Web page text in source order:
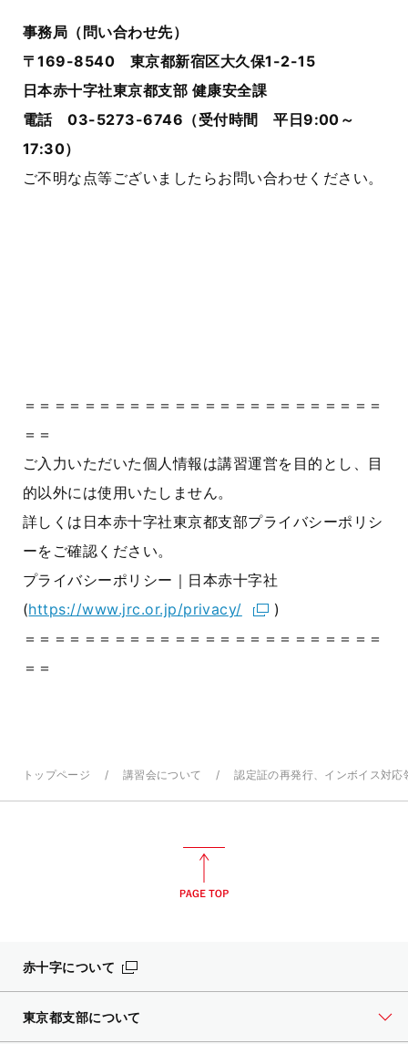
事務局（問い合わせ先）
〒169-8540 東京都新宿区大久保1-2-15
日本赤十字社東京都支部 健康安全課
電話 03-5273-6746（受付時間 平日9:00～
17:30）
ご不明な点等ございましたらお問い合わせください。
＝＝＝＝＝＝＝＝＝＝＝＝＝＝＝＝＝＝＝＝＝＝＝＝
＝＝
ご入力いただいた個人情報は講習運営を目的とし、目
的以外には使用いたしません。
詳しくは日本赤十字社東京都支部プライバシーポリシ
ーをご確認ください。
プライバシーポリシー｜日本赤十字社
(https://www.jrc.or.jp/privacy/
)
＝＝＝＝＝＝＝＝＝＝＝＝＝＝＝＝＝＝＝＝＝＝＝＝
＝＝
トップページ 講習会について 認定証の再発行、インボイス対応
赤十字について
東京都支部について